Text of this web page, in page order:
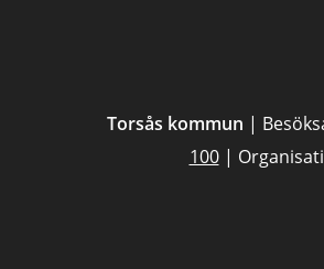
Torsås kommun |
100|